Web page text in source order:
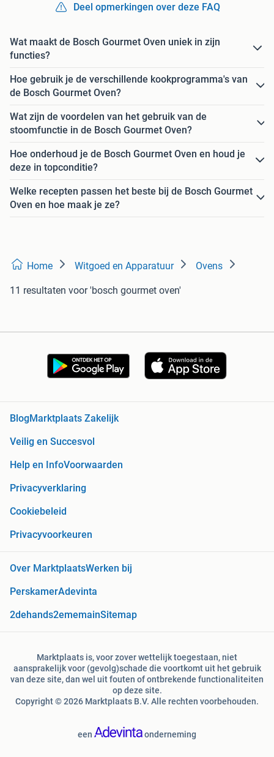
Deel opmerkingen over deze FAQ
Wat maakt de Bosch Gourmet Oven uniek in zijn
functies?
Hoe gebruik je de verschillende kookprogramma's van
de Bosch Gourmet Oven?
Wat zijn de voordelen van het gebruik van de
stoomfunctie in de Bosch Gourmet Oven?
Hoe onderhoud je de Bosch Gourmet Oven en houd je
deze in topconditie?
Welke recepten passen het beste bij de Bosch Gourmet
Oven en hoe maak je ze?
Home Witgoed en Apparatuur Ovens
11 resultaten voor 'bosch gourmet oven'
BlogMarktplaats Zakelijk
Veilig en Succesvol
Help en InfoVoorwaarden
Privacyverklaring
Cookiebeleid
Privacyvoorkeuren
Over MarktplaatsWerken bij
PerskamerAdevinta
2dehands2ememainSitemap
Marktplaats is, voor zover wettelijk toegestaan, niet
aansprakelijk voor (gevolg)schade die voortkomt uit het gebruik
van deze site, dan wel uit fouten of ontbrekende functionaliteiten
op deze site.
Copyright © 2026 Marktplaats B.V. Alle rechten voorbehouden.
een onderneming